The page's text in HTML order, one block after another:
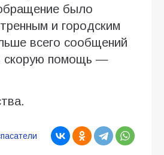
было
и городским
всего сообщений
скорую помощь —